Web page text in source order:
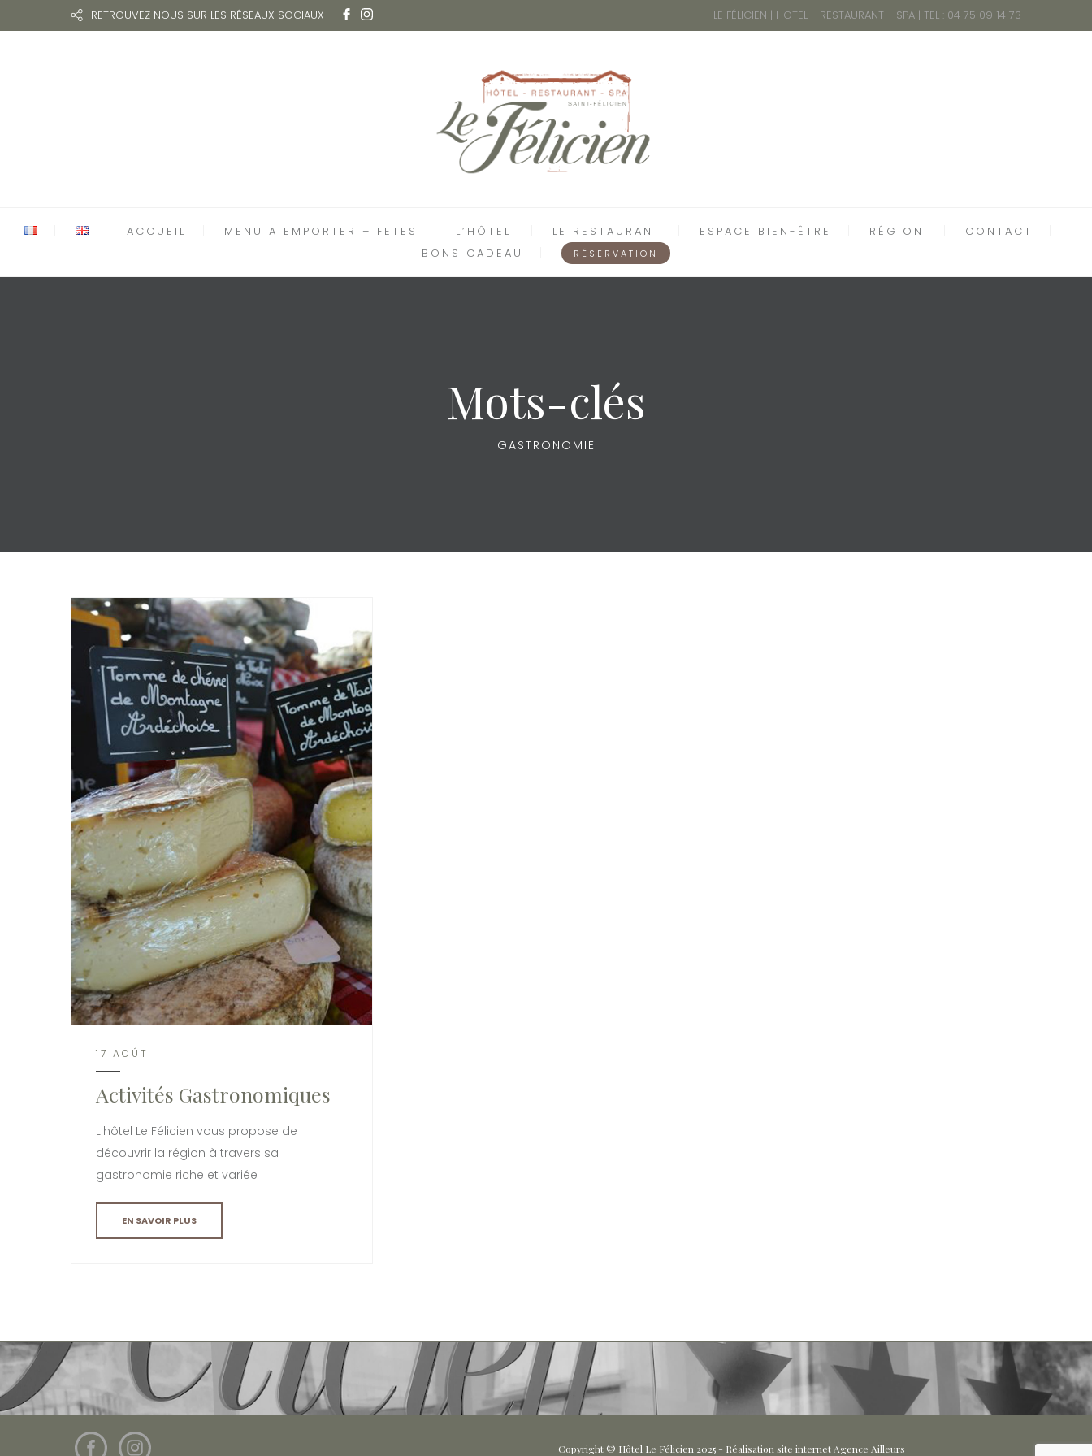
RETROUVEZ NOUS SUR LES RÉSEAUX SOCIAUX LE FÉLICIEN | HOTEL - RESTAURANT - SPA | TEL : 04 75 09 14 73
ACCUEIL MENU A EMPORTER – FETES L’HÔTEL LE RESTAURANT ESPACE BIEN-ÊTRE RÉGION
CONTACT
BONS CADEAU
RÉSERVATION
Mots-clés
GASTRONOMIE
17 AOÛT
Activités Gastronomiques
L'hôtel Le Félicien vous propose de
découvrir la région à travers sa
gastronomie riche et variée
EN SAVOIR PLUS
Copyright © Hôtel Le Félicien 2025 - Réalisation site internet Agence Ailleurs